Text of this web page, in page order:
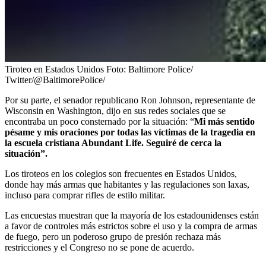
Tiroteo en Estados Unidos Foto: Baltimore Police/
Twitter/@BaltimorePolice/
Por su parte, el senador republicano Ron Johnson, representante de
Wisconsin en Washington, dijo en sus redes sociales que se
encontraba un poco consternado por la situación: “Mi más sentido
pésame y mis oraciones por todas las víctimas de la tragedia en
la escuela cristiana Abundant Life. Seguiré de cerca la
situación”.
Los tiroteos en los colegios son frecuentes en Estados Unidos,
donde hay más armas que habitantes y las regulaciones son laxas,
incluso para comprar rifles de estilo militar.
Las encuestas muestran que la mayoría de los estadounidenses están
a favor de controles más estrictos sobre el uso y la compra de armas
de fuego, pero un poderoso grupo de presión rechaza más
restricciones y el Congreso no se pone de acuerdo.